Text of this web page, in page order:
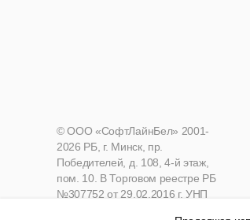
© ООО «СофтЛайнБел» 2001-
2026 РБ, г. Минск, пр.
Победителей, д. 108, 4-й этаж,
пом. 10. В Торговом реестре РБ
№307752 от 29.02.2016 г. УНП